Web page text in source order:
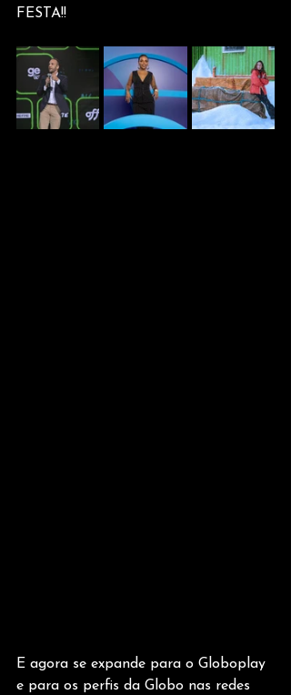
FESTA!!
E agora se expande para o Globoplay
e para os perfis da Globo nas redes